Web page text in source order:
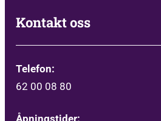
Kontakt oss
Telefon:
62 00 08 80